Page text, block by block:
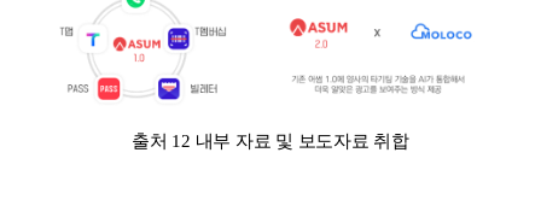
출처 12 내부 자료 및 보도자료 취합